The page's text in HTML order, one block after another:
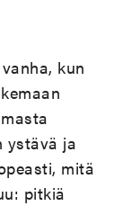
kun
ystävä ja
mitä
pitkiä